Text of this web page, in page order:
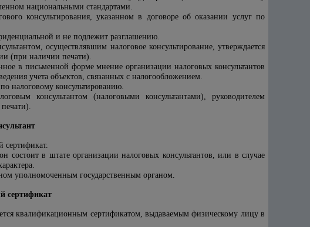
национальными стандартами.
консультирования, указанном в договоре об оказании услуг по
и не подлежит разглашению.
осуществлявшим налоговое консультирование, утверждается
(при наличии печати).
в письменной форме мнение организации налоговых консультантов
учета объектов, связанных с налогообложением.
налоговому консультированию.
консультантом (налоговыми консультантами), руководителем
сертификат.
состоит в штате организации налоговых консультантов, или в случае
уполномоченным государственным органом.
сертификат
квалификационным сертификатом, выдаваемым физическому лицу в